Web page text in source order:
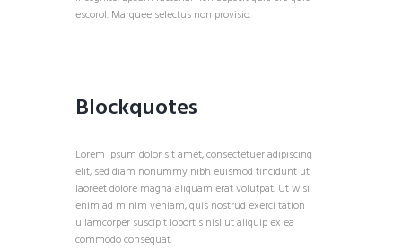
escorol. Marquee selectus non provisio.
Blockquotes
Lorem ipsum dolor sit amet, consectetuer adipiscing
elit, sed diam nonummy nibh euismod tincidunt ut
laoreet dolore magna aliquam erat volutpat. Ut wisi
enim ad minim veniam, quis nostrud exerci tation
ullamcorper suscipit lobortis nisl ut aliquip ex ea
commodo consequat.